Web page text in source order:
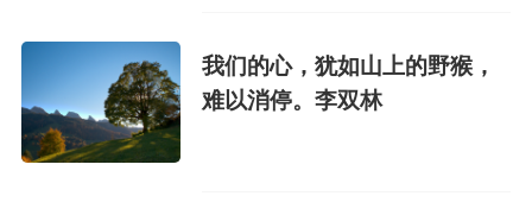
我们的心，犹如山上的野猴，
难以消停。李双林